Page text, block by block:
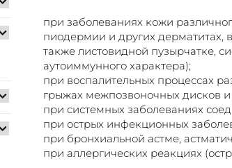
при заболеваниях кожи
пиодермии и других
также листовидной пузырчатке,
аутоиммунного характера);
при воспалительных процессах
грыжах межпозвоночных дисков и
при системных заболеваниях
при острых инфекционных
при бронхиальной астме,
при аллергических реакциях